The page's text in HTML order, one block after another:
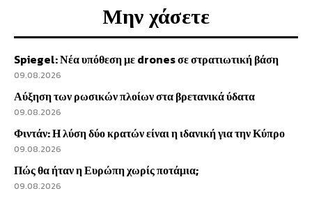
Μην χάσετε
Spiegel: Νέα υπόθεση με drones σε στρατιωτική βάση
09.08.2026
Αύξηση των ρωσικών πλοίων στα βρετανικά ύδατα
09.08.2026
Φιντάν: Η λύση δύο κρατών είναι η ιδανική για την Κύπρο
09.08.2026
Πώς θα ήταν η Ευρώπη χωρίς ποτάμια;
09.08.2026